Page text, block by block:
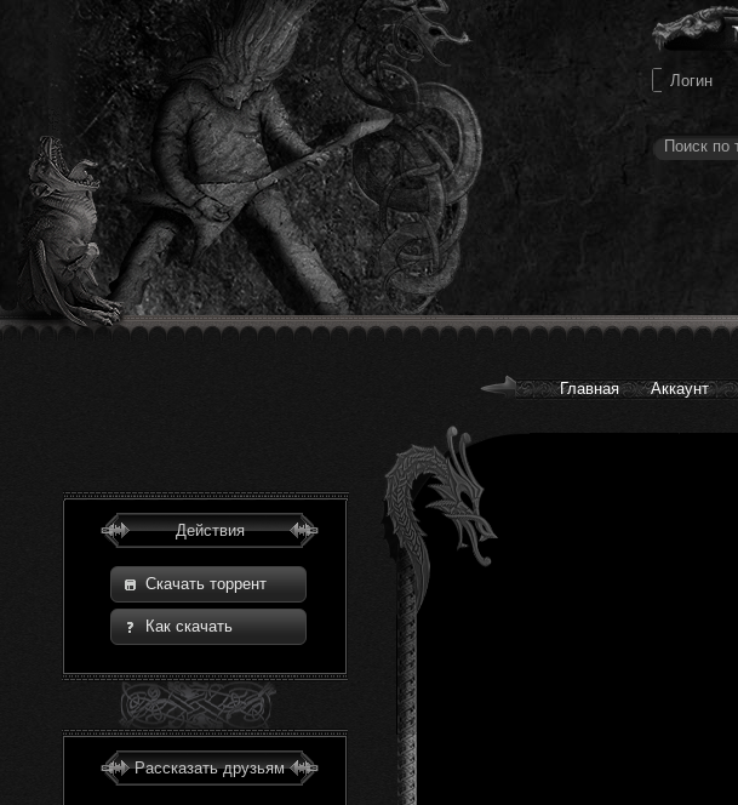
Главная Аккаунт
Действия
Скачать торрент
Как скачать
Рассказать друзьям